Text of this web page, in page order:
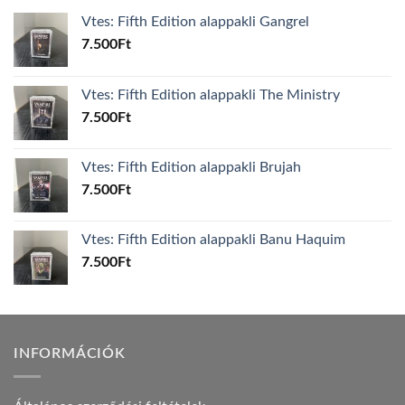
Vtes: Fifth Edition alappakli Gangrel
7.500Ft
Vtes: Fifth Edition alappakli The Ministry
7.500Ft
Vtes: Fifth Edition alappakli Brujah
7.500Ft
Vtes: Fifth Edition alappakli Banu Haquim
7.500Ft
INFORMÁCIÓK